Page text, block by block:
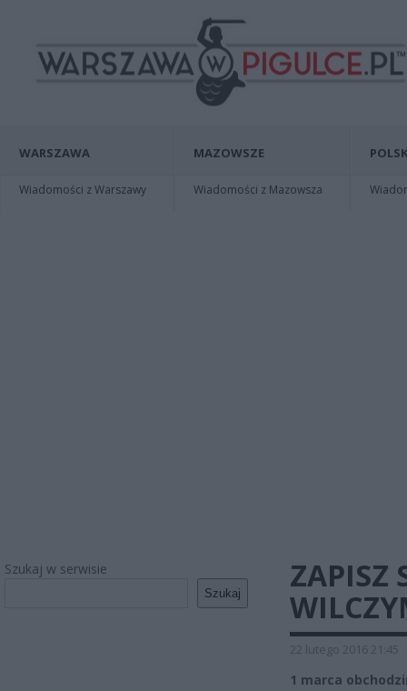
WARSZAWA
Wiadomości z Warszawy
MAZOWSZE
Wiadomości z Mazowsza
Szukaj w serwisie
Szukaj
ZAPISZ
22 lutego 2016 21:45
1 marca